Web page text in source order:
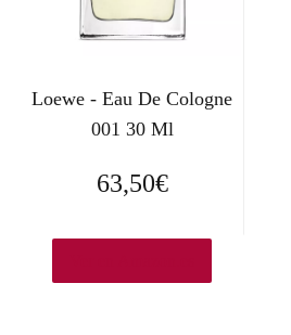
Loewe - Eau De Cologne
001 30 Ml
63,50€